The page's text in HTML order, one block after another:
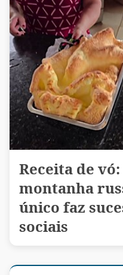
Receita de vó:
montanha
único faz
sociais